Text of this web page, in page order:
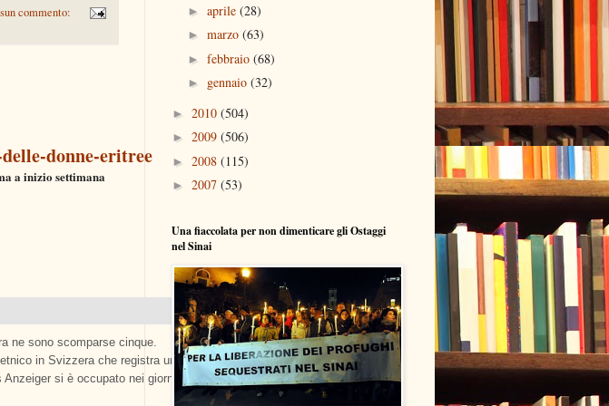
commento:
donne-eritree
a inizio settimana
ne sono scomparse cinque.
in Svizzera che registra un
si è occupato nei giorni
► aprile (28)
► marzo (63)
► febbraio (68)
► gennaio (32)
► 2010 (504)
► 2009 (506)
► 2008 (115)
► 2007 (53)
Una fiaccolata per non dimenticare gli Ostaggi
nel Sinai